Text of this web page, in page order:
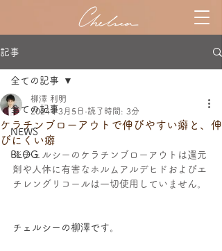
記事
全ての記事
NEWS
BLOG
全ての記事
ケラチンブローアウトで伸びやすい癖と、伸
びにくい癖
柳澤 利明
2024年3月5日 読了時間: 3分
※チェルシーのケラチンブローアウトは還元
剤や人体に有害なホルムアルデヒドおよびエ
チレングリコールは一切使用していません。
チェルシーの柳澤です。